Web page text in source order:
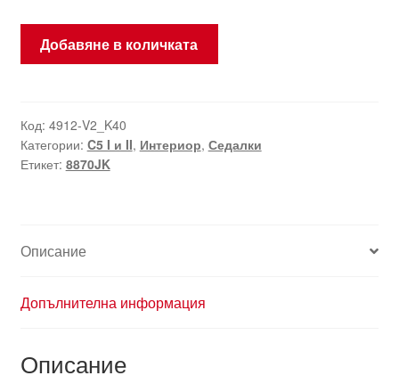
количество
волан
на
Citroën
8870JK
Добавяне в количката
Код: 4912-V2_K40
Категории: C5 I и II, Интериор, Седалки
Етикет: 8870JK
Описание
Допълнителна информация
Описание